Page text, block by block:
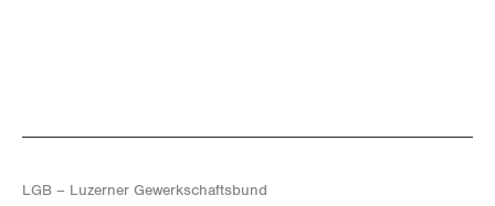
LGB – Luzerner Gewerkschaftsbund